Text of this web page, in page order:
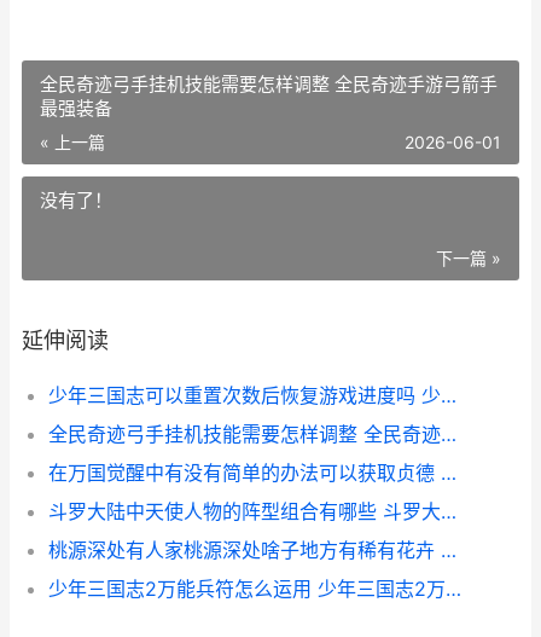
全民奇迹弓手挂机技能需要怎样调整 全民奇迹手游弓箭手
最强装备
« 上一篇 2026-06-01
没有了！
下一篇 »
延伸阅读
少年三国志可以重置次数后恢复游戏进度吗 少年三国志可以改密码吗
全民奇迹弓手挂机技能需要怎样调整 全民奇迹手游弓箭手最强装备
在万国觉醒中有没有简单的办法可以获取贞德 万国觉醒xc
斗罗大陆中天使人物的阵型组合有哪些 斗罗大陆中天使神是几级神
桃源深处有人家桃源深处啥子地方有稀有花卉 桃源深处有人家仙女湖在哪里
少年三国志2万能兵符怎么运用 少年三国志2万人账号密码大全